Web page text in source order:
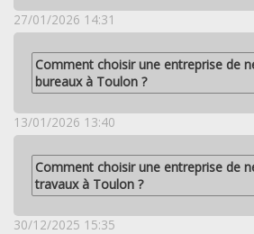
27/01/2026 14:31
Comment choisir une entreprise de
bureaux à Toulon ?
13/01/2026 13:40
Comment choisir une entreprise de
travaux à Toulon ?
30/12/2025 15:35